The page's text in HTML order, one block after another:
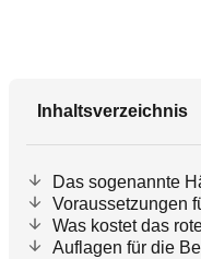
Inhaltsverzeichnis
Das sogenannte
Voraussetzungen
Was kostet das
Auflagen für die